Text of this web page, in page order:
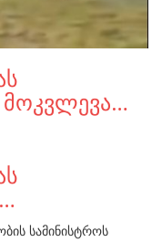
მოკვლევა…
სამინისტროს